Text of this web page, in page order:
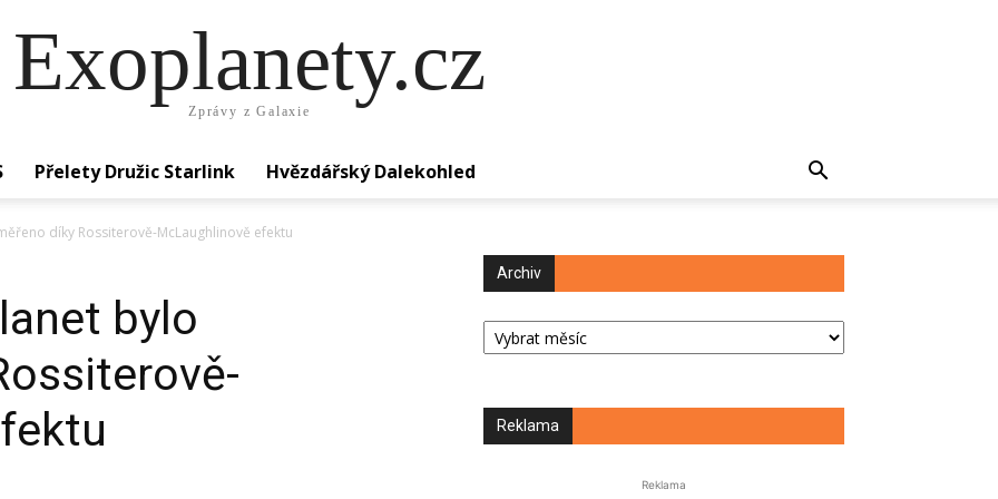
Exoplanety.cz
Zprávy z Galaxie
Přelety Družic Starlink Hvězdářský Dalekohled
díky Rossiterově-McLaughlinově efektu
bylo
Archiv
Archiv
Reklama
Reklama